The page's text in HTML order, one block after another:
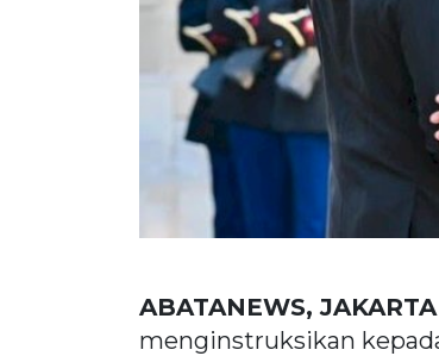
ABATANEWS, JAKARTA
menginstruksikan